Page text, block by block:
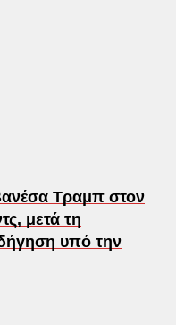
Τραμπ στον
μετά τη
υπό την